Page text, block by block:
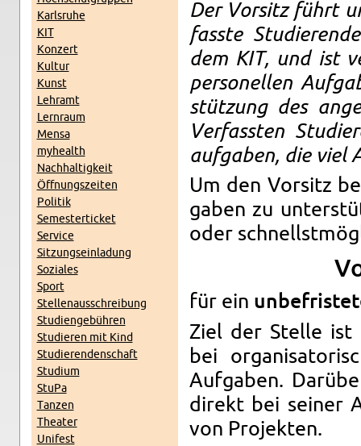
Karls­ru­he
KIT
Kon­zert
Kul­tur
Kunst
Lehr­amt
Lern­raum
Mensa
myhe­alth
Nach­hal­tig­keit
Öff­nungs­zei­ten
Po­li­tik
Se­mes­ter­ti­cket
Ser­vice
Sit­zungs­ein­la­dung
So­zia­les
Sport
Stel­len­aus­schrei­bung
Stu­di­en­ge­büh­ren
Stu­die­ren mit Kind
Stu­die­ren­den­schaft
Stu­di­um
StuPa
Tan­zen
Thea­ter
Uni­fest
Der Vor­sitz führt
fass­te
dem KIT, und ist
per­so­nel­len
stüt­zung des
Ver­fass­ten
auf­ga­ben, die viel
Um den Vor­sitz
ga­ben zu
oder
für ein
Ziel der Stel­le ist
bei
Auf­ga­ben.
di­rekt bei sei­ner
von Pro­jek­ten.